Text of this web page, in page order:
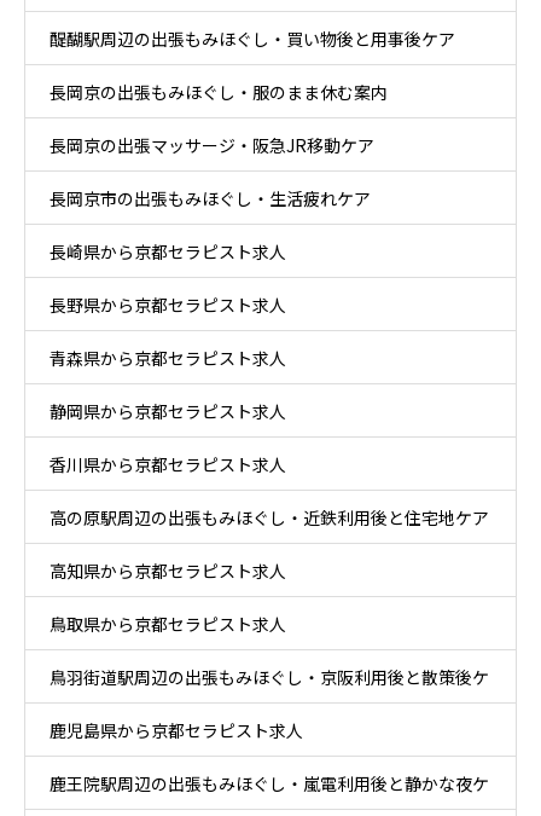
ア
醍醐駅周辺の出張もみほぐし・買い物後と用事後ケア
長岡京の出張もみほぐし・服のまま休む案内
長岡京の出張マッサージ・阪急JR移動ケア
長岡京市の出張もみほぐし・生活疲れケア
長崎県から京都セラピスト求人
長野県から京都セラピスト求人
青森県から京都セラピスト求人
静岡県から京都セラピスト求人
香川県から京都セラピスト求人
高の原駅周辺の出張もみほぐし・近鉄利用後と住宅地ケア
高知県から京都セラピスト求人
鳥取県から京都セラピスト求人
鳥羽街道駅周辺の出張もみほぐし・京阪利用後と散策後ケ
ア
鹿児島県から京都セラピスト求人
鹿王院駅周辺の出張もみほぐし・嵐電利用後と静かな夜ケ